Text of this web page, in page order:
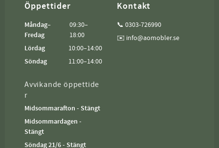
Öppettider
Måndag–
Fredag
09:30–
18:00
Lördag
10:00–14:00
Söndag
11:00–14:00
Avvikande öppettide
r
Midsommarafton - Stängt
Midsommardagen -
Stängt
Söndag 21/6 - Stängt
Kontakt
📞 0303-726990
✉️ info@aomobler.se